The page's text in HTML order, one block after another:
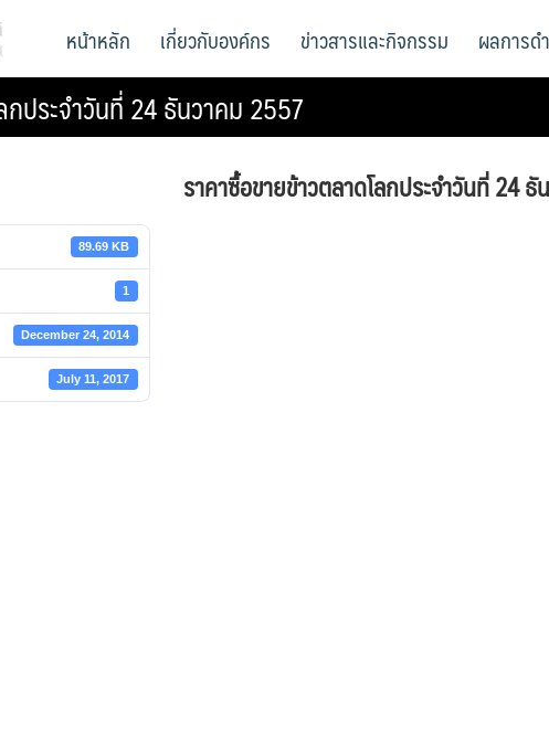
หน้าหลัก เกี่ยวกับองค์กร ข่าวสารและกิจกรรม ผลการด
กประจำวันที่ 24 ธันวาคม 2557
89.69 KB
1
December 24, 2014
July 11, 2017
ราคาซื้อขายข้าวตลาดโลกประจำวันที่ 24